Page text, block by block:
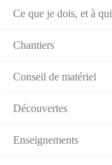
Ce que je dois, et à qui
Chantiers
Conseil de matériel
Découvertes
Enseignements